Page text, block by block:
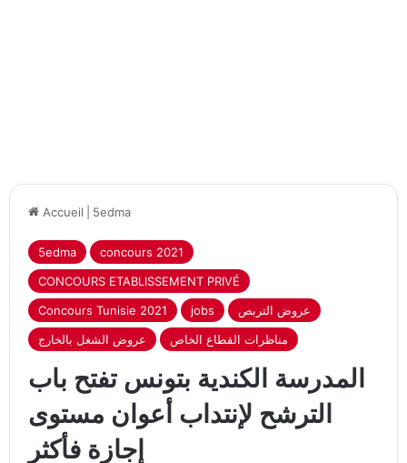
Accueil 5edma
5edma
concours 2021
CONCOURS ETABLISSEMENT PRIVÉ
Concours Tunisie 2021
jobs
عروض التربص
عروض الشغل بالخارج
مناظرات القطاع الخاص
المدرسة الكندية بتونس تفتح باب
الترشح لإنتداب أعوان مستوى
إجازة فأكثر